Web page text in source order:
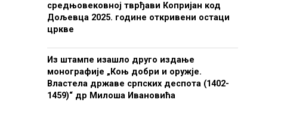
средњовековној тврђави Копријан код
Дољевца 2025. године откривени остаци
цркве
Из штампе изашло друго издање
монографије „Коњ добри и оружје.
Властела државе српских деспота (1402-
1459)“ др Милоша Ивановића